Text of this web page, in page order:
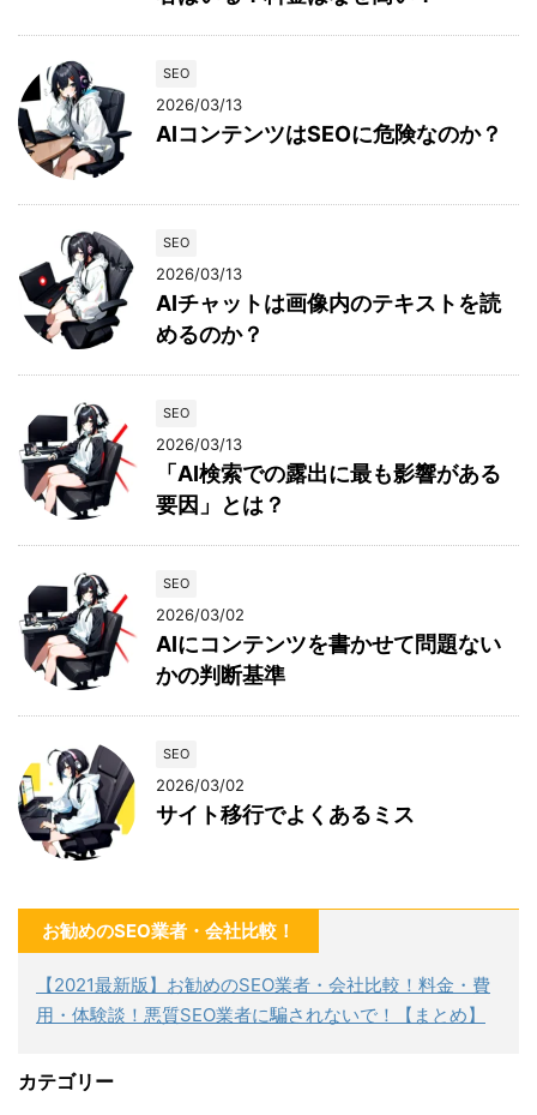
SEO
2026/03/13
AIコンテンツはSEOに危険なのか？
SEO
2026/03/13
AIチャットは画像内のテキストを読
めるのか？
SEO
2026/03/13
「AI検索での露出に最も影響がある
要因」とは？
SEO
2026/03/02
AIにコンテンツを書かせて問題ない
かの判断基準
SEO
2026/03/02
サイト移行でよくあるミス
お勧めのSEO業者・会社比較！
【2021最新版】お勧めのSEO業者・会社比較！料金・費
用・体験談！悪質SEO業者に騙されないで！【まとめ】
カテゴリー